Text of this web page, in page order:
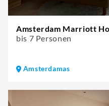
Amsterdam Marriott
bis 7 Personen
Amsterdamas